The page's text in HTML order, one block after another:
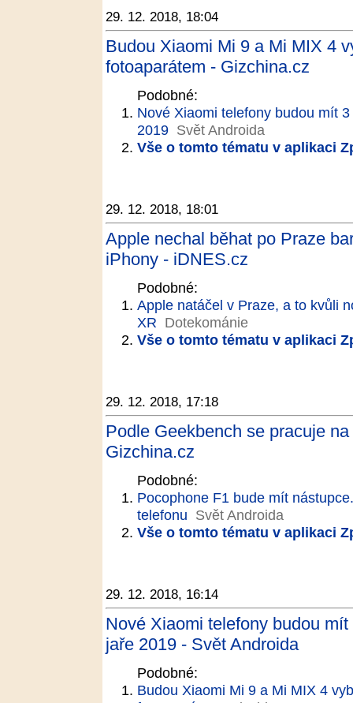
29. 12. 2018, 18:04
Budou Xiaomi Mi 9 a Mi MIX 4
fotoaparátem - Gizchina.cz
Podobné:
Nové Xiaomi telefony budou mít
2019 Svět Androida
Vše o tomto tématu v aplikaci
29. 12. 2018, 18:01
Apple nechal běhat po Praze
iPhony - iDNES.cz
Podobné:
Apple natáčel v Praze, a to kvůli
XR Dotekománie
Vše o tomto tématu v aplikaci
29. 12. 2018, 17:18
Podle Geekbench se pracuje
Gizchina.cz
Podobné:
Pocophone F1 bude mít
telefonu Svět Androida
Vše o tomto tématu v aplikaci
29. 12. 2018, 16:14
Nové Xiaomi telefony budou
jaře 2019 - Svět Androida
Podobné:
Budou Xiaomi Mi 9 a Mi MIX 4